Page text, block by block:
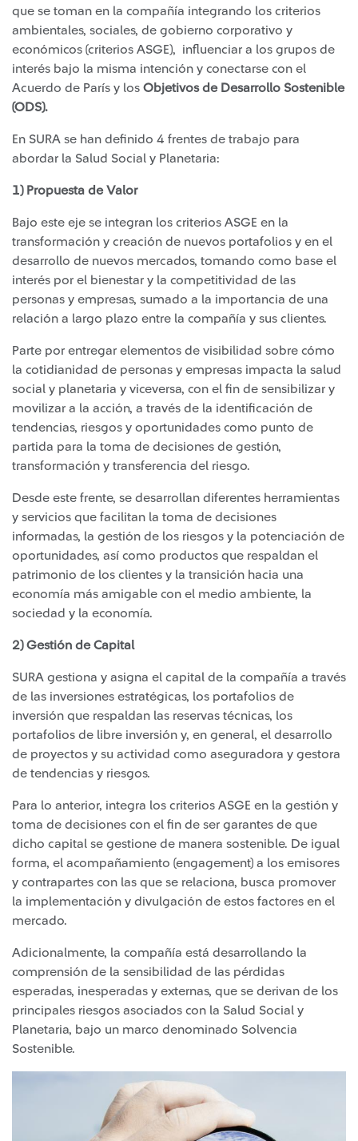
que se toman en la compañía integrando los criterios
ambientales, sociales, de gobierno corporativo y
económicos (criterios ASGE), influenciar a los grupos de
interés bajo la misma intención y conectarse con el
Acuerdo de París y los Objetivos de Desarrollo Sostenible
(ODS).
En SURA se han definido 4 frentes de trabajo para
abordar la Salud Social y Planetaria:
1) Propuesta de Valor
Bajo este eje se integran los criterios ASGE en la
transformación y creación de nuevos portafolios y en el
desarrollo de nuevos mercados, tomando como base el
interés por el bienestar y la competitividad de las
personas y empresas, sumado a la importancia de una
relación a largo plazo entre la compañía y sus clientes.
Parte por entregar elementos de visibilidad sobre cómo
la cotidianidad de personas y empresas impacta la salud
social y planetaria y viceversa, con el fin de sensibilizar y
movilizar a la acción, a través de la identificación de
tendencias, riesgos y oportunidades como punto de
partida para la toma de decisiones de gestión,
transformación y transferencia del riesgo.
Desde este frente, se desarrollan diferentes herramientas
y servicios que facilitan la toma de decisiones
informadas, la gestión de los riesgos y la potenciación de
oportunidades, así como productos que respaldan el
patrimonio de los clientes y la transición hacia una
economía más amigable con el medio ambiente, la
sociedad y la economía.
2) Gestión de Capital
SURA gestiona y asigna el capital de la compañía a través
de las inversiones estratégicas, los portafolios de
inversión que respaldan las reservas técnicas, los
portafolios de libre inversión y, en general, el desarrollo
de proyectos y su actividad como aseguradora y gestora
de tendencias y riesgos.
Para lo anterior, integra los criterios ASGE en la gestión y
toma de decisiones con el fin de ser garantes de que
dicho capital se gestione de manera sostenible. De igual
forma, el acompañamiento (engagement) a los emisores
y contrapartes con las que se relaciona, busca promover
la implementación y divulgación de estos factores en el
mercado.
Adicionalmente, la compañía está desarrollando la
comprensión de la sensibilidad de las pérdidas
esperadas, inesperadas y externas, que se derivan de los
principales riesgos asociados con la Salud Social y
Planetaria, bajo un marco denominado Solvencia
Sostenible.